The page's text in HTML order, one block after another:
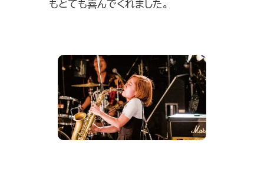
もとても喜んでくれました。